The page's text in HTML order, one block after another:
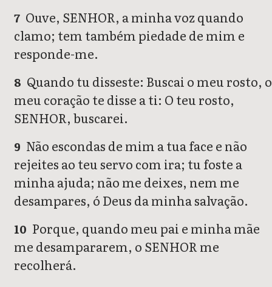
7 Ouve, SENHOR, a minha voz quando
clamo; tem também piedade de mim e
responde-me.
8 Quando tu disseste: Buscai o meu rosto, o
meu coração te disse a ti: O teu rosto,
SENHOR, buscarei.
9 Não escondas de mim a tua face e não
rejeites ao teu servo com ira; tu foste a
minha ajuda; não me deixes, nem me
desampares, ó Deus da minha salvação.
10 Porque, quando meu pai e minha mãe
me desampararem, o SENHOR me
recolherá.